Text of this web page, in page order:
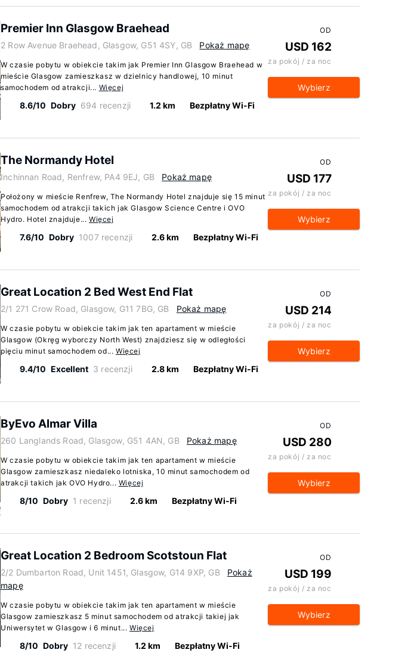
Premier Inn Glasgow Braehead
2 Row Avenue Braehead, Glasgow, G51 4SY, GB Pokaż mapę
W czasie pobytu w obiekcie takim jak Premier Inn Glasgow Braehead w
mieście Glasgow zamieszkasz w dzielnicy handlowej, 10 minut
samochodem od atrakcji... Więcej
8.6/10 Dobry 694 recenzji 1.2 km Bezpłatny Wi-Fi
OD
USD 162
za pokój / za noc
Wybierz
The Normandy Hotel
Inchinnan Road, Renfrew, PA4 9EJ, GB Pokaż mapę
Położony w mieście Renfrew, The Normandy Hotel znajduje się 15 minut
samochodem od atrakcji takich jak Glasgow Science Centre i OVO
Hydro. Hotel znajduje... Więcej
7.6/10 Dobry 1007 recenzji 2.6 km Bezpłatny Wi-Fi
OD
USD 177
za pokój / za noc
Wybierz
Great Location 2 Bed West End Flat
2/1 271 Crow Road, Glasgow, G11 7BG, GB Pokaż mapę
W czasie pobytu w obiekcie takim jak ten apartament w mieście
Glasgow (Okręg wyborczy North West) znajdziesz się w odległości
pięciu minut samochodem od...Więcej
9.4/10 Excellent 3 recenzji 2.8 km Bezpłatny Wi-Fi
OD
USD 214
za pokój / za noc
Wybierz
ByEvo Almar Villa
260 Langlands Road, Glasgow, G51 4AN, GB Pokaż mapę
W czasie pobytu w obiekcie takim jak ten apartament w mieście
Glasgow zamieszkasz niedaleko lotniska, 10 minut samochodem od
atrakcji takich jak OVO Hydro... Więcej
8/10 Dobry 1 recenzji 2.6 km Bezpłatny Wi-Fi
OD
USD 280
za pokój / za noc
Wybierz
Great Location 2 Bedroom Scotstoun Flat
2/2 Dumbarton Road, Unit 1451, Glasgow, G14 9XP, GB
Pokaż
mapę
W czasie pobytu w obiekcie takim jak ten apartament w mieście
Glasgow zamieszkasz 5 minut samochodem od atrakcji takiej jak
Uniwersytet w Glasgow i 6 minut...Więcej
8/10 Dobry 12 recenzji 1.2 km Bezpłatny Wi-Fi
OD
USD 199
za pokój / za noc
Wybierz